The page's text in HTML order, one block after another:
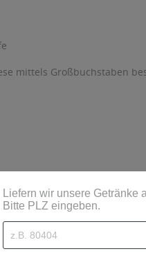
mittels Großbuchstaben